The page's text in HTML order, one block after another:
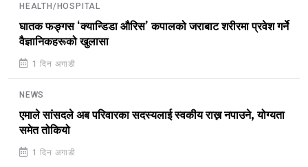
HEALTH/HOSPITAL
घातक फङ्गस ‘क्यान्डिडा औरिस’ कपालको जराबाट शरीरमा प्रवेश गर्ने
वैज्ञानिकहरूको खुलासा
1 दिन अगाडी
NEWS
एमाले सांसदले अब परिवारका सदस्यलाई स्वकीय राख्न नपाउने, योग्यता
समेत तोकियो
1 दिन अगाडी